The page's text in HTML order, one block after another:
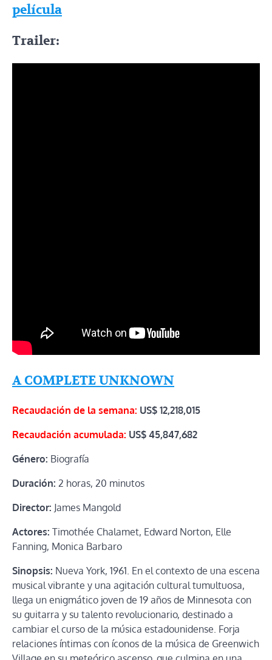
película
Trailer:
A COMPLETE UNKNOWN
Recaudación de la semana: US$ 12,218,015
Recaudación acumulada: US$ 45,847,682
Género: Biografía
Duración: 2 horas, 20 minutos
Director: James Mangold
Actores: Timothée Chalamet, Edward Norton, Elle
Fanning, Monica Barbaro
Sinopsis: Nueva York, 1961. En el contexto de una escena
musical vibrante y una agitación cultural tumultuosa,
llega un enigmático joven de 19 años de Minnesota con
su guitarra y su talento revolucionario, destinado a
cambiar el curso de la música estadounidense. Forja
relaciones íntimas con íconos de la música de Greenwich